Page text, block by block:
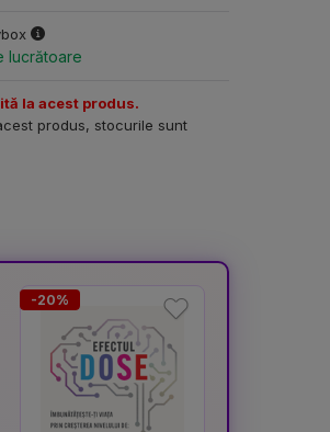
lucrătoare
la acest produs.
produs, stocurile sunt
-20%